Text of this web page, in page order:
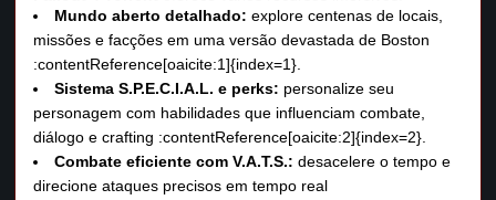
Mundo aberto detalhado: explore centenas de locais,
missões e facções em uma versão devastada de Boston
:contentReference[oaicite:1]{index=1}.
Sistema S.P.E.C.I.A.L. e perks: personalize seu
personagem com habilidades que influenciam combate,
diálogo e crafting :contentReference[oaicite:2]{index=2}.
Combate eficiente com V.A.T.S.: desacelere o tempo e
direcione ataques precisos em tempo real